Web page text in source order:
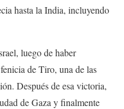
hasta la India, incluyendo
luego de haber
de Tiro, una de las
Después de esa victoria,
de Gaza y finalmente